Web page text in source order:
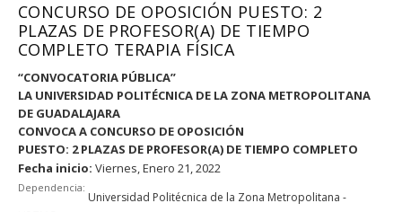
CONCURSO DE OPOSICIÓN PUESTO: 2
PLAZAS DE PROFESOR(A) DE TIEMPO
COMPLETO TERAPIA FÍSICA
“CONVOCATORIA PÚBLICA”
LA UNIVERSIDAD POLITÉCNICA DE LA ZONA METROPOLITANA
DE GUADALAJARA
CONVOCA A CONCURSO DE OPOSICIÓN
PUESTO: 2 PLAZAS DE PROFESOR(A) DE TIEMPO COMPLETO
Fecha inicio: Viernes, Enero 21, 2022
Dependencia:
Universidad Politécnica de la Zona Metropolitana -